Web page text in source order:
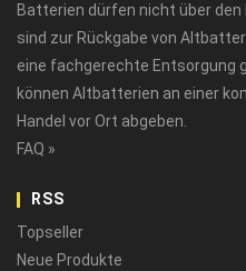
Batterien dürfen nicht über
sind zur Rückgabe von
eine fachgerechte Entsorgung
können Altbatterien an einer
Handel vor Ort abgeben.
FAQ »
RSS
Topseller
Neue Produkte